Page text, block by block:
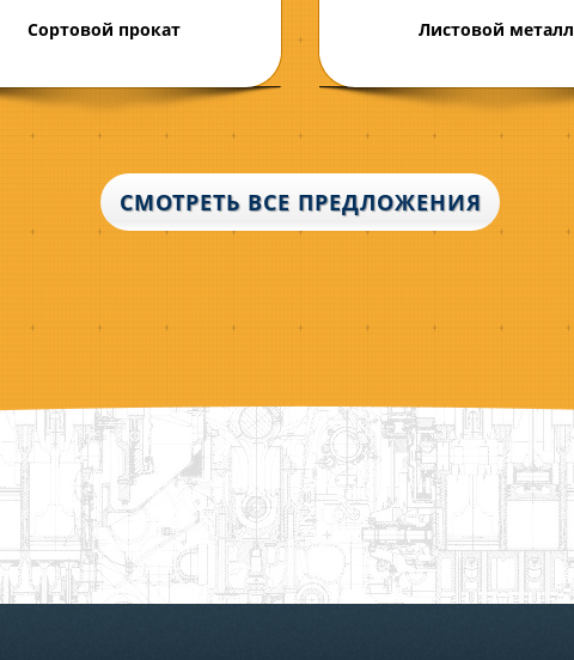
Сортовой прокат Листовой металл
СМОТРЕТЬ ВСЕ ПРЕДЛОЖЕНИЯ